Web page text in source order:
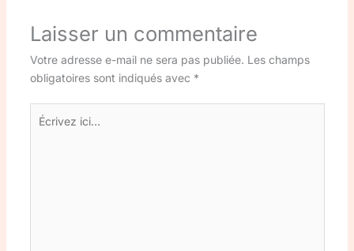
Laisser un commentaire
Votre adresse e-mail ne sera pas publiée. Les champs
obligatoires sont indiqués avec *
Écrivez
ici…